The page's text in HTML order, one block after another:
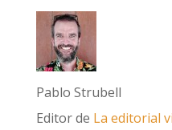
Pablo Strubell
Editor de La editorial